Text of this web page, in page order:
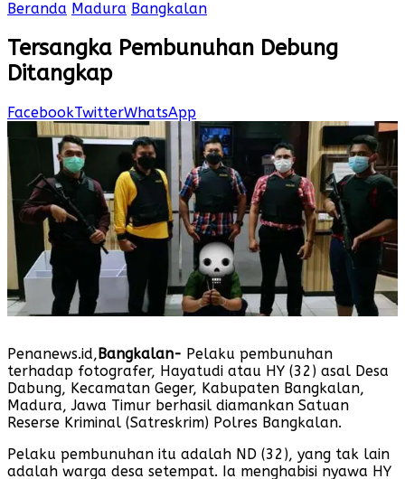
Beranda Madura Bangkalan
Tersangka Pembunuhan Debung
Ditangkap
FacebookTwitterWhatsApp
Penanews.id,Bangkalan- Pelaku pembunuhan
terhadap fotografer, Hayatudi atau HY (32) asal Desa
Dabung, Kecamatan Geger, Kabupaten Bangkalan,
Madura, Jawa Timur berhasil diamankan Satuan
Reserse Kriminal (Satreskrim) Polres Bangkalan.
Pelaku pembunuhan itu adalah ND (32), yang tak lain
adalah warga desa setempat. Ia menghabisi nyawa HY